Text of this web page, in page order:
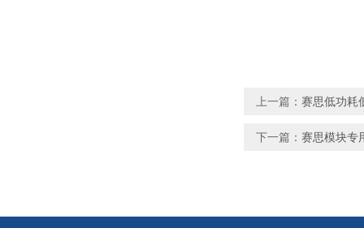
上一篇： 赛思低功耗
下一篇： 赛思模块专